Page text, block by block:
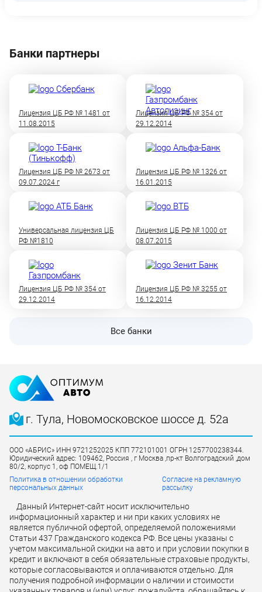
Банки партнеры
Лицензия ЦБ РФ № 1481 от
11.08.2015
Лицензия ЦБ РФ № 354 от
29.12.2014
Лицензия ЦБ РФ № 2673 от
09.07.2024 г
Лицензия ЦБ РФ № 1326 от
16.01.2015
Универсальная лицензия ЦБ
РФ №1810
Лицензия ЦБ РФ № 1000 от
08.07.2015
Лицензия ЦБ РФ № 354 от
29.12.2014
Лицензия ЦБ РФ № 3255 от
16.12.2014
Все банки
г. Тула, Новомосковское шоссе д. 52а
ООО «АБРИС» ИНН 9721252025 КПП 772101001 ОГРН 1257700238344.
Юридический адрес: 109462, Россия , г Москва ,пр-кт Волгоградский ,дом
80/2, корпус 1, оф ПОМЕЩ.1/1
Политика в отношении обработки
персональных данных
Согласие на рекламную
рассылку
Данный Интернет-сайт носит исключительно
информационный характер и ни при каких условиях не
является публичной офертой, определяемой положениями
Статьи 437 Гражданского кодекса РФ. Все цены указаны с
учетом максимальной скидки на авто и при условии покупки в
кредит и включают в себя обязательные страховые продукты,
которые согласовываются и оплачиваются отдельно. Для
получения подробной информации о наличии и стоимости